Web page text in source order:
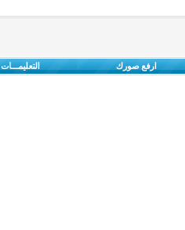
ارفع صورك التعليمـــات